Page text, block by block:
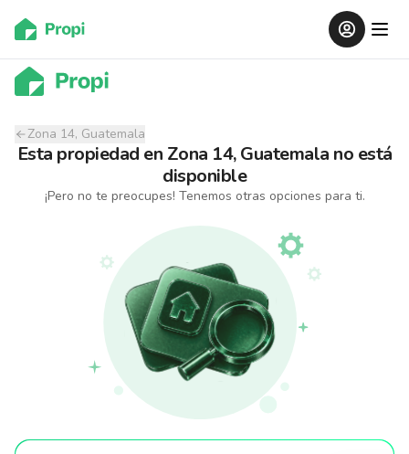
Zona 14, Guatemala
Esta propiedad en Zona 14, Guatemala no está
disponible
¡Pero no te preocupes! Tenemos otras opciones para ti.